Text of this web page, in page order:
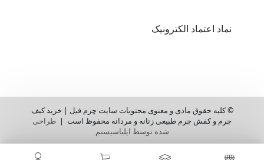
نماد اعتماد الکترونیک
© کلیه حقوق مادی و معنوی محتویات سایت چرم فیل | خرید کیف
چرم و کفش چرم طبیعی زنانه و مردانه محفوظ است | طراحی
شده توسط ایلیاسیستم